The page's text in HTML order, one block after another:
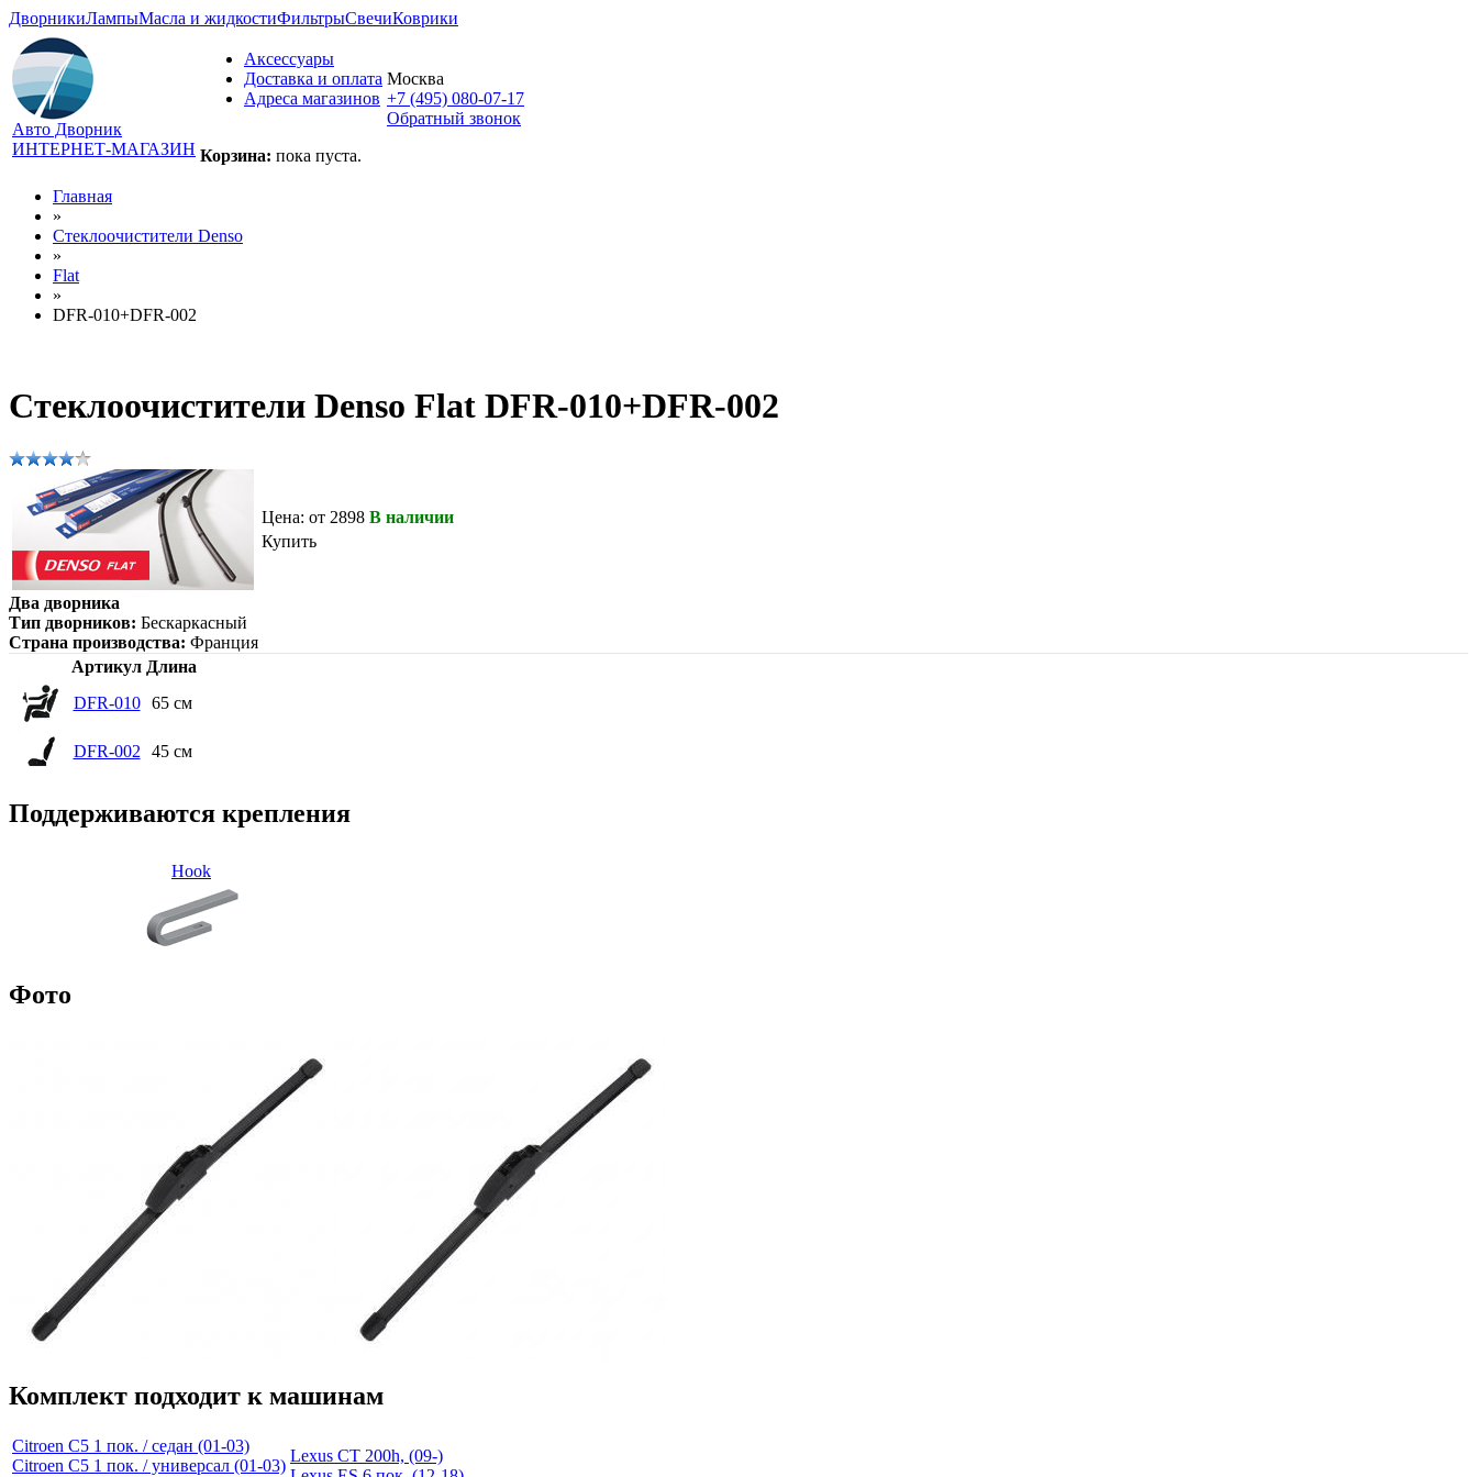
ДворникиЛампыМасла и жидкостиФильтрыСвечиКоврики
Авто Дворник
ИНТЕРНЕТ-МАГАЗИН
Аксессуары
Доставка и оплата
Адреса магазинов
Корзина: пока пуста.
Москва
+7 (495) 080-07-17
Обратный звонок
Главная
»
Стеклоочистители Denso
»
Flat
»
DFR-010+DFR-002
Стеклоочистители Denso Flat DFR-010+DFR-002
Цена: от 2898 В наличии
Купить
Два дворника
Тип дворников: Бескаркасный
Страна производства: Франция
Артикул Длина
DFR-010
65 см
DFR-002 45 см
Поддерживаются крепления
Hook
Фото
Комплект подходит к машинам
Citroen C5 1 пок. / седан (01-03)
Citroen C5 1 пок. / универсал (01-03)
Lexus CT 200h, (09-)